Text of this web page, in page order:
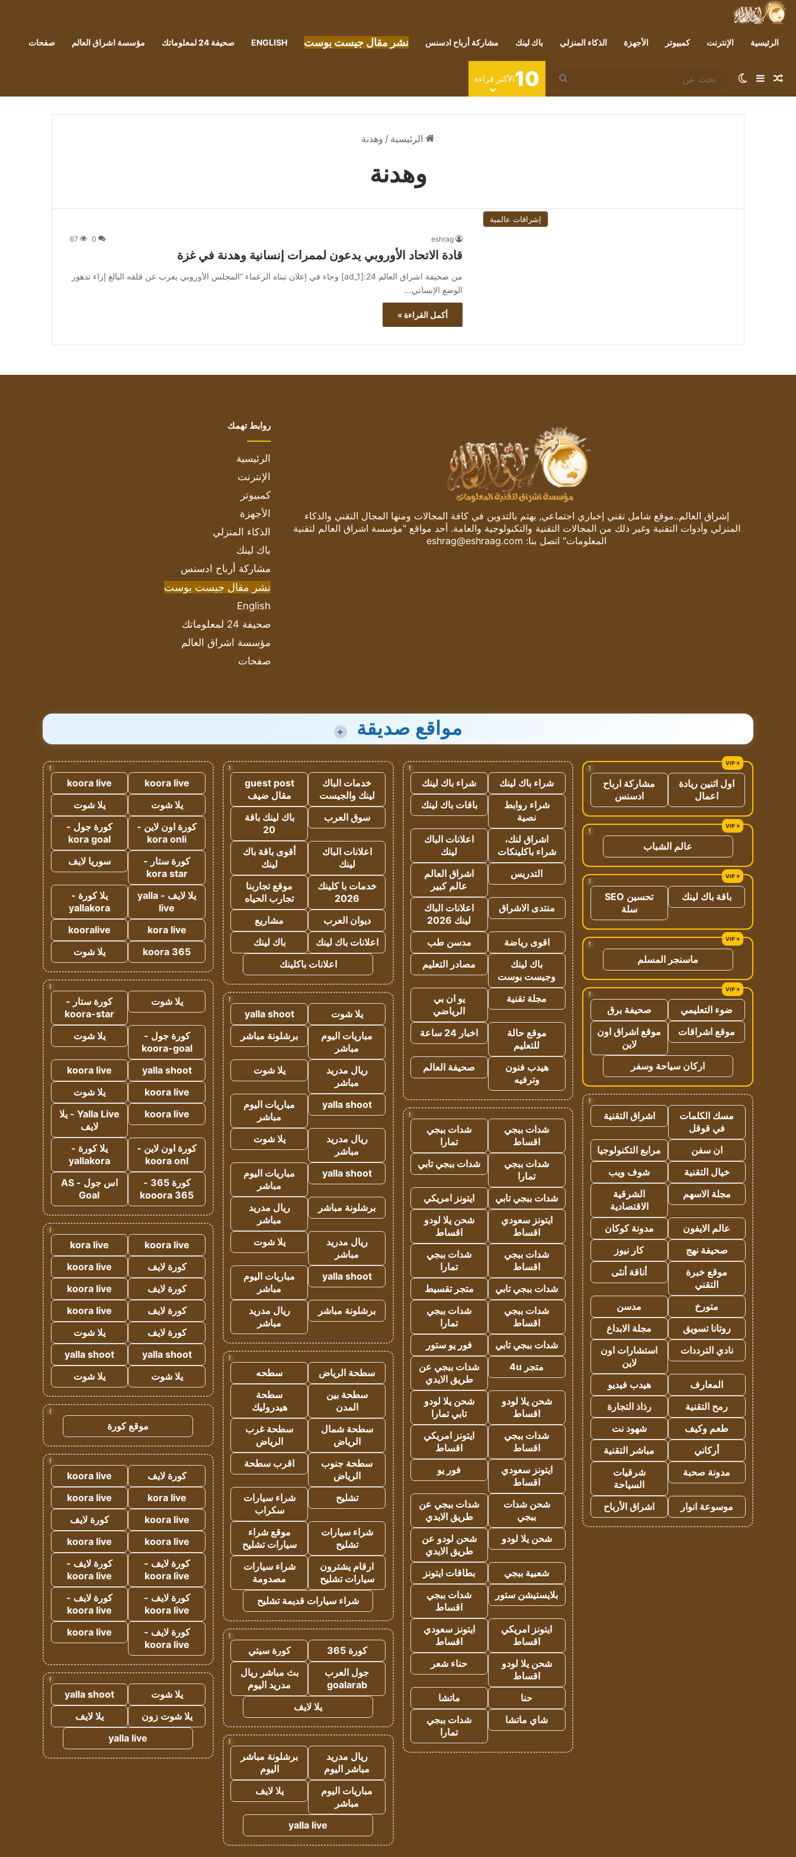
الرئيسية الإنترنت كمبيوتر الأجهزة الذكاء المنزلي باك لينك مشاركة أرباح ادسنس نشر مقال جيست بوست ENGLISH صحيفة 24 لمعلوماتك مؤسسة اشراق العالم صفحات
مقال عشوائي
إضافة عمود جانبي
الوضع المظلم
بحث
عن
10الأكثر قراءة
الرئيسية / وهدنة
وهدنة
إشراقات عالمية
eshrag
0
67
قادة الاتحاد الأوروبي يدعون لممرات إنسانية وهدنة في غزة
من صحيفة اشراق العالم 24:[ad_1] وجاء في إعلان تبناه الزعماء “المجلس الأوروبي يعرب عن قلقه البالغ إزاء تدهور
الوضع الإنساني…
أكمل القراءة »
إشراق العالم..موقع شامل تقني إخباري اجتماعي, يهتم بالتدوين في كافة المجالات ومنها المجال التقني والذكاء
المنزلي وأدوات التقنية وغير ذلك من المجالات التقنية والتكنولوجية والعامة. أحد مواقع "مؤسسة اشراق العالم لتقنية
المعلومات" اتصل بنا: eshrag@eshraag.com
روابط تهمك
الرئيسية
الإنترنت
كمبيوتر
الأجهزة
الذكاء المنزلي
باك لينك
مشاركة أرباح ادسنس
نشر مقال جيست بوست
English
صحيفة 24 لمعلوماتك
مؤسسة اشراق العالم
صفحات
مواقع صديقة +
!
اول اثنين ريادة
اعمال
مشاركة ارباح
ادسنس
!
عالم الشباب
!
باقة باك لينك
تحسين SEO
سلة
!
ماسنجر المسلم
!
ضوء التعليمي
صحيفة برق
موقع اشراقات
موقع اشراق اون
لاين
اركان سياحة وسفر
!
مسك الكلمات
في قوقل
اشراق التقنية
ان سفن
مرابع التكنولوجيا
خيال التقنية
شوف ويب
مجلة الاسهم
الشرقية
الاقتصادية
عالم الايفون
مدونة كوكان
صحيفة نهج
كار نيوز
موقع خبرة
التقني
أناقة أنثى
متورخ
مدسن
روتانا تسويق
مجلة الابداع
نادي الترددات
استشارات اون
لاين
المعارف
هيدب فيديو
رمح التقنية
رذاذ التجارة
طعم وكيف
شهود نت
أركاني
مباشر التقنية
مدونة صحبة
شرقيات
السياحة
موسوعة انوار
اشراق الأرباح
!
شراء باك لينك
شراء باك لينك
شراء روابط
نصية
باقات باك لينك
اشراق لنك،
شراء باكلينكات
اعلانات الباك
لينك
التدريس
اشراق العالم
عالم كبير
منتدى الاشراق
اعلانات الباك
لينك 2026
اقوى رياضة
مدسن طب
باك لينك
وجيست بوست
مصادر التعليم
مجلة تقنية
يو ان بي
الرياضي
موقع حالة
للتعليم
اخبار 24 ساعة
هيدب فنون
وترفيه
صحيفة العالم
!
شدات ببجي
اقساط
شدات ببجي
تمارا
شدات ببجي
تمارا
شدات ببجي تابي
شدات ببجي تابي
ايتونز امريكي
ايتونز سعودي
اقساط
شحن يلا لودو
اقساط
شدات ببجي
اقساط
شدات ببجي
تمارا
شدات ببجي تابي
متجر تقسيط
شدات ببجي
اقساط
شدات ببجي
تمارا
شدات ببجي تابي
فور يو ستور
متجر 4u
شدات ببجي عن
طريق الايدي
شحن يلا لودو
اقساط
شحن يلا لودو
تابي تمارا
شدات ببجي
اقساط
ايتونز امريكي
اقساط
ايتونز سعودي
اقساط
فور يو
شحن شدات
ببجي
شدات ببجي عن
طريق الايدي
شحن يلا لودو
شحن لودو عن
طريق الايدي
شعبية ببجي
بطاقات ايتونز
بلايستيشن ستور
شدات ببجي
اقساط
ايتونز امريكي
اقساط
ايتونز سعودي
اقساط
شحن يلا لودو
اقساط
حناء شعر
حنا
ماتشا
شاي ماتشا
شدات ببجي
تمارا
!
خدمات الباك
لينك والجيست
guest post
مقال ضيف
سوق العرب
باك لينك باقة
20
اعلانات الباك
لينك
أقوى باقة باك
لينك
خدمات با كلينك
2026
موقع تجاربنا
تجارب الحياه
ديوان العرب
مشاريع
اعلانات باك لينك
باك لينك
اعلانات باكلينك
!
يلا شوت
yalla shoot
مباريات اليوم
مباشر
برشلونة مباشر
ريال مدريد
مباشر
يلا شوت
yalla shoot
مباريات اليوم
مباشر
ريال مدريد
مباشر
يلا شوت
yalla shoot
مباريات اليوم
مباشر
برشلونة مباشر
ريال مدريد
مباشر
ريال مدريد
مباشر
يلا شوت
yalla shoot
مباريات اليوم
مباشر
برشلونة مباشر
ريال مدريد
مباشر
!
سطحة الرياض
سطحه
سطحة بين
المدن
سطحة
هيدروليك
سطحة شمال
الرياض
سطحة غرب
الرياض
سطحة جنوب
الرياض
اقرب سطحة
تشليح
شراء سيارات
سكراب
شراء سيارات
تشليح
موقع شراء
سيارات تشليح
ارقام يشترون
سيارات تشليح
شراء سيارات
مصدومة
شراء سيارات قديمة تشليح
!
كورة 365
كورة سيتي
جول العرب
goalarab
بث مباشر ريال
مدريد اليوم
يلا لايف
!
ريال مدريد
مباشر اليوم
برشلونة مباشر
اليوم
مباريات اليوم
مباشر
يلا لايف
yalla live
!
koora live
koora live
يلا شوت
يلا شوت
كورة اون لاين -
kora onli
كورة جول -
kora goal
كورة ستار -
kora star
سوريا لايف
يلا لايف - yalla
live
يلا كورة -
yallakora
kora live
kooralive
koora 365
يلا شوت
!
يلا شوت
كورة ستار -
koora-star
كورة جول -
koora-goal
يلا شوت
yalla shoot
koora live
koora live
يلا شوت
koora live
Yalla Live - يلا
لايف
كورة اون لاين -
koora onl
يلا كورة -
yallakora
كورة 365 -
kooora 365
اس جول - AS
Goal
!
koora live
kora live
كورة لايف
koora live
كورة لايف
koora live
كورة لايف
koora live
كورة لايف
يلا شوت
yalla shoot
yalla shoot
يلا شوت
يلا شوت
!
موقع كورة
!
كورة لايف
koora live
kora live
koora live
koora live
كورة لايف
koora live
koora live
كورة لايف -
koora live
كورة لايف -
koora live
كورة لايف -
koora live
كورة لايف -
koora live
كورة لايف -
koora live
koora live
!
يلا شوت
yalla shoot
يلا شوت زون
يلا لايف
yalla live